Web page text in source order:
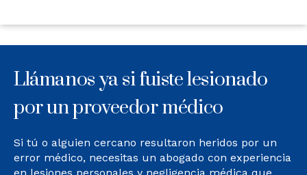
Llámanos ya si fuiste lesionado
por un proveedor médico
Si tú o alguien cercano resultaron heridos por un
error médico, necesitas un abogado con experiencia
en lesiones personales y negligencia médica que